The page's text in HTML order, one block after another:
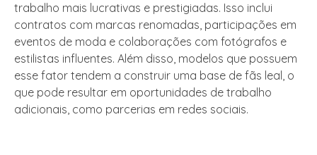
trabalho mais lucrativas e prestigiadas. Isso inclui
contratos com marcas renomadas, participações em
eventos de moda e colaborações com fotógrafos e
estilistas influentes. Além disso, modelos que possuem
esse fator tendem a construir uma base de fãs leal, o
que pode resultar em oportunidades de trabalho
adicionais, como parcerias em redes sociais.